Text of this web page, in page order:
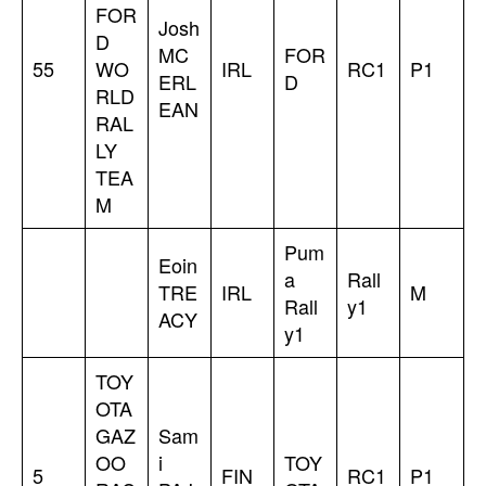
55
FOR
D
WO
RLD
RAL
LY
TEA
M
Josh
MC
ERL
EAN
IRL
FOR
D
RC1 P1
Eoin
TRE
ACY
IRL
Pum
a
Rall
y1
Rall
y1
M
5
TOY
OTA
GAZ
OO
Sam
i
FIN
TOY
RC1 P1